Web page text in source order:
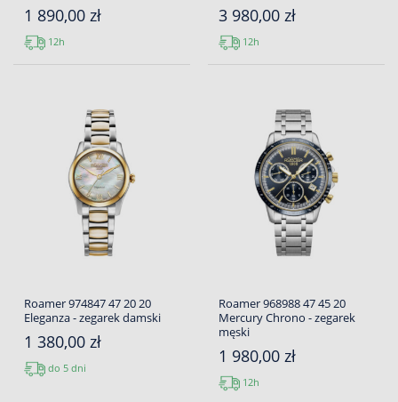
1 890,00 zł
12h
3 980,00 zł
12h
Roamer 974847 47 20 20
Eleganza - zegarek damski
1 380,00 zł
do 5 dni
Roamer 968988 47 45 20
Mercury Chrono - zegarek
męski
1 980,00 zł
12h